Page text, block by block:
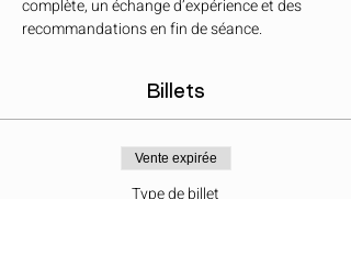
complète, un échange d’expérience et des
recommandations en fin de séance.
Billets
Vente expirée
Type de billet